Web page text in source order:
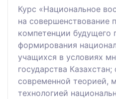
Курс «Национальное
на совершенствование
компетенции будущего
формирования
учащихся в условиях
государства
современной теорией,
технологией